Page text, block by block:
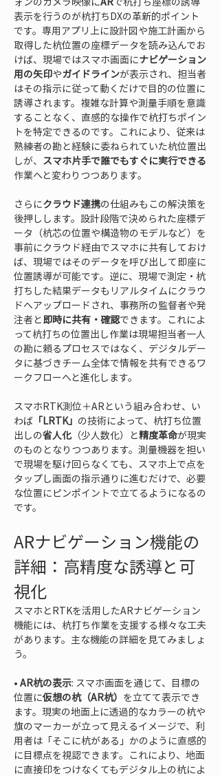
表示を行うのが杭打ちDXの革新的ポイント
です。専用アプリ上に設計図や施工計画から
取得した杭位置の座標データを読み込んでお
けば、現場ではスマホ画面にナビゲーション
用の矢印やガイドラインが表示され、担当者
はその指示に従って動くだけで目的の位置に
誘導されます。複雑な計算や測量手順を意識
することなく、直感的な操作で杭打ちポイン
トを特定できるのです。これにより、従来は
熟練者の勘と経験に委ねられていた杭位置出
しが、 スマホ片手で誰でもすぐに実行できる
作業へと変わりつつあります。
さらにクラウド連携の仕組みもこの解決策を
後押しします。設計段階で決められた座標デ
ータ（杭芯の位置や構造物のモデルなど）を
事前にクラウド経由でスマホに共有しておけ
ば、現場ではそのデータを呼び出して即座に
位置誘導が可能です。逆に、現場で測定・杭
打ちした結果データもリアルタイムにクラウ
ドへアップロードされ、事務所の監督者や発
注者と即時に共有・確認できます。これによ
って杭打ちの位置出し作業は現場担当者一人
の勘に頼るプロセスではなく、デジタルデー
タに基づきチーム全体で情報を共有できるワ
ークフローへと進化します。
スマホRTK測位＋ARという組み合わせ、い
わば 「LRTK」 の技術によって、杭打ち位置
出しの省人化（少人数化）と精度革命が現実
のものとなりつつあります。測量機器を担い
で現場を駆け回らなくても、スマホ上で点を
タップし画面の指示通りに進むだけで、必要
な位置にピンポイントで立てるようになるの
です。
ARナビゲーション機能の
詳細：高精度な誘導と可
視化
スマホとRTKを活用したARナビゲーション
機能には、杭打ち作業を支援する様々な工夫
があります。主な機能の詳細を見てみましょ
う。
• AR杭の表示: スマホ画面を通じて、目標の
位置に仮想の杭（AR杭） を立てて表示でき
ます。現実の地面上に透過的なカラーの杭や
旗のマーカーが立って見えるイメージで、利
用者は「そこに杭がある」かのように直感的
に目標点を視認できます。これにより、地面
に直接印をつけなくてもデジタル上の杭によ